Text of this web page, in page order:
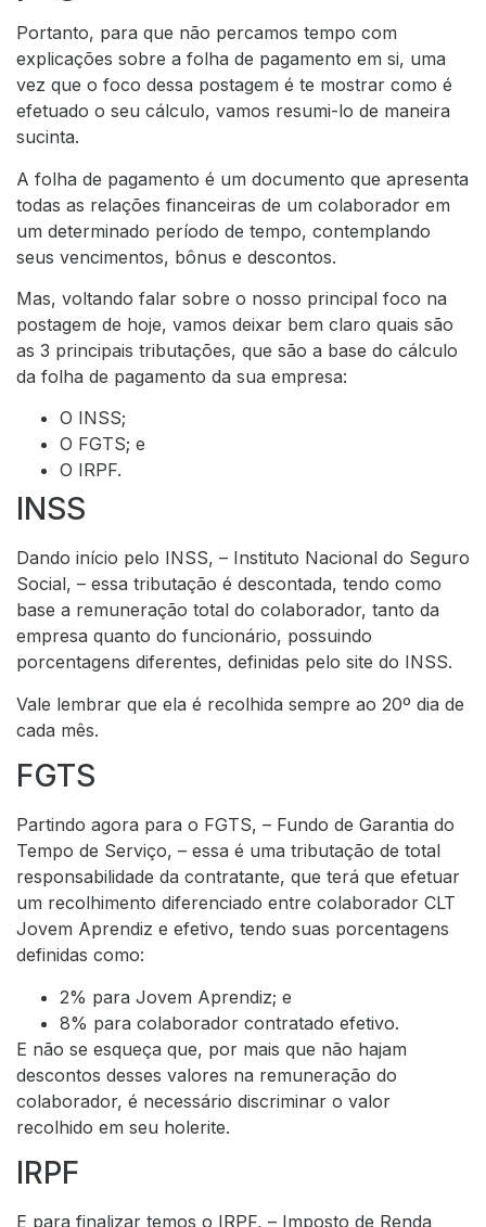
Portanto, para que não percamos tempo com
explicações sobre a folha de pagamento em si, uma
vez que o foco dessa postagem é te mostrar como é
efetuado o seu cálculo, vamos resumi-lo de maneira
sucinta.
A folha de pagamento é um documento que apresenta
todas as relações financeiras de um colaborador em
um determinado período de tempo, contemplando
seus vencimentos, bônus e descontos.
Mas, voltando falar sobre o nosso principal foco na
postagem de hoje, vamos deixar bem claro quais são
as 3 principais tributações, que são a base do cálculo
da folha de pagamento da sua empresa:
O INSS;
O FGTS; e
O IRPF.
INSS
Dando início pelo INSS, – Instituto Nacional do Seguro
Social, – essa tributação é descontada, tendo como
base a remuneração total do colaborador, tanto da
empresa quanto do funcionário, possuindo
porcentagens diferentes, definidas pelo site do INSS.
Vale lembrar que ela é recolhida sempre ao 20º dia de
cada mês.
FGTS
Partindo agora para o FGTS, – Fundo de Garantia do
Tempo de Serviço, – essa é uma tributação de total
responsabilidade da contratante, que terá que efetuar
um recolhimento diferenciado entre colaborador CLT
Jovem Aprendiz e efetivo, tendo suas porcentagens
definidas como:
2% para Jovem Aprendiz; e
8% para colaborador contratado efetivo.
E não se esqueça que, por mais que não hajam
descontos desses valores na remuneração do
colaborador, é necessário discriminar o valor
recolhido em seu holerite.
IRPF
E para finalizar temos o IRPF, – Imposto de Renda